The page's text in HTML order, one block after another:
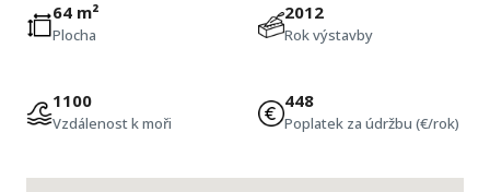
64 m²
Plocha
2012
Rok výstavby
1100
Vzdálenost k moři
448
Poplatek za údržbu (€/rok)